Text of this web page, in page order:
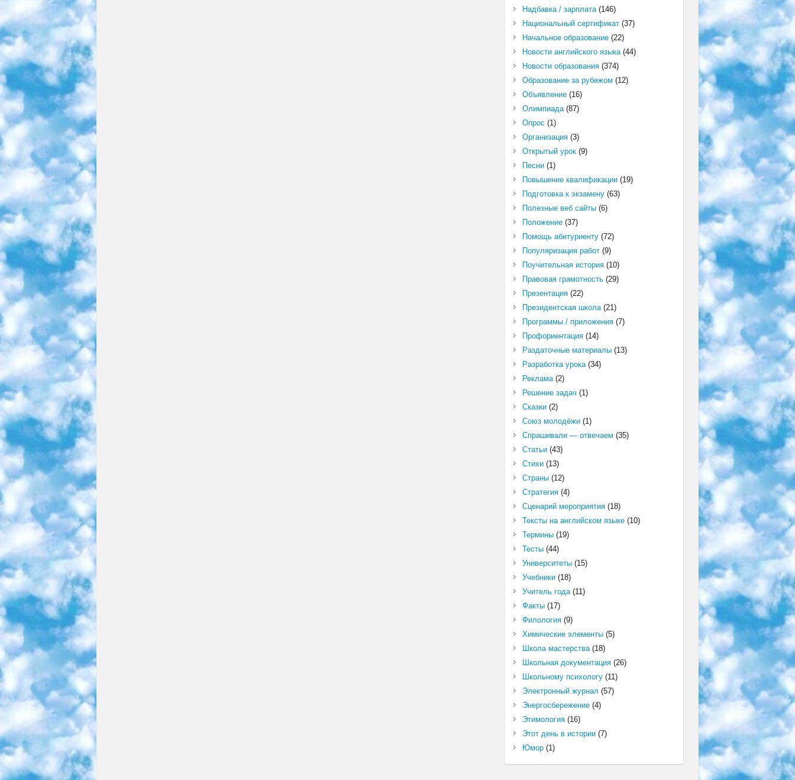
Надбавка / зарплата(146)
Национальный сертификат(37)
Начальное образование(22)
Новости английского языка(44)
Новости образования(374)
Образование за рубежом (12)
Объявление(16)
Олимпиада(87)
Опрос (1)
Организация(3)
Открытый урок(9)
Песни(1)
Повышение квалификации(19)
Подготовка к экзамену(63)
Полезные веб сайты(6)
Положение(37)
Помощь абитуриенту(72)
Популяризация работ(9)
Поучительная история(10)
Правовая грамотность(29)
Презентация(22)
Президентская школа(21)
Программы / приложения(7)
Профориентация(14)
Раздаточные материалы(13)
Разработка урока(34)
Реклама(2)
Решение задач (1)
Сказки(2)
Союз молодёжи(1)
Спрашивали — отвечаем (35)
Статьи(43)
Стихи(13)
Страны(12)
Стратегия(4)
Сценарий мероприятия(18)
Тексты на английском языке(10)
Термины(19)
Тесты(44)
Университеты(15)
Учебники(18)
Учитель года(11)
Факты(17)
Филология(9)
Химические элементы(5)
Школа мастерства(18)
Школьная документация(26)
Школьному психологу(11)
Электронный журнал (57)
Энергосбережение(4)
Этимология(16)
Этот день в истории(7)
Юмор(1)